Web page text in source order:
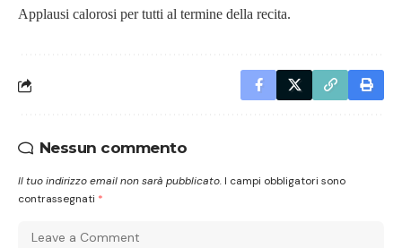
Applausi calorosi per tutti al termine della recita.
Nessun commento
Il tuo indirizzo email non sarà pubblicato. I campi obbligatori sono
contrassegnati *